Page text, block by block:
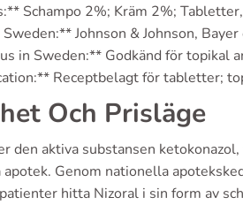
Schampo 2%; Kräm 2%;
Johnson & Johnson,
in Sweden:** Godkänd för topikal
Receptbelagt för tabletter;
Och Prisläge
den aktiva substansen
Genom nationella
hitta Nizoral i sin form av